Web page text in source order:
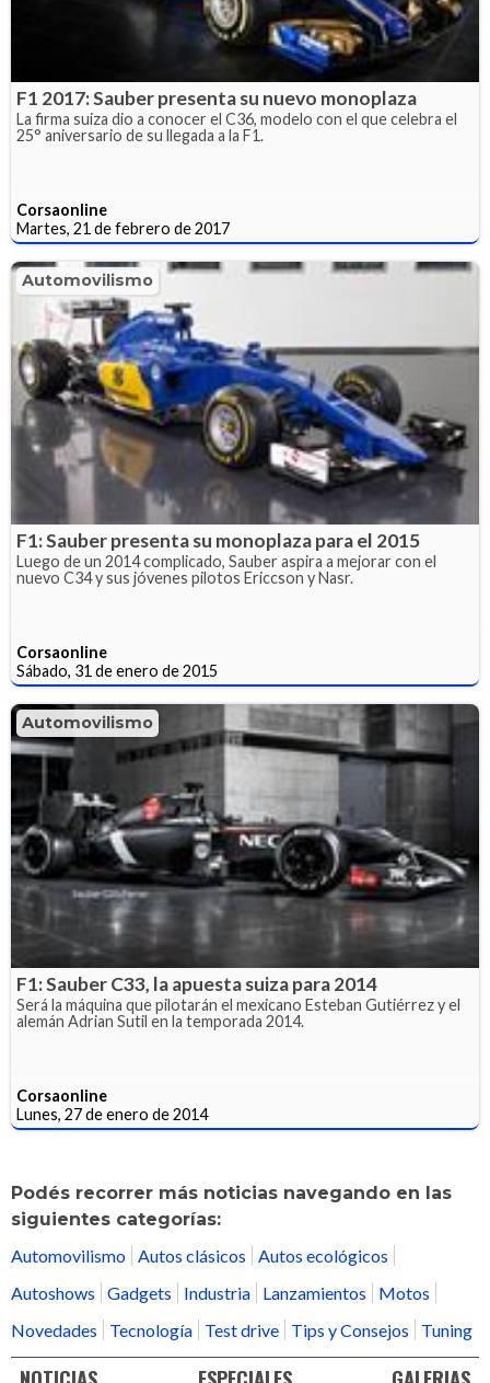
F1 2017: Sauber presenta su nuevo monoplaza
La firma suiza dio a conocer el C36, modelo con el que celebra el
25° aniversario de su llegada a la F1.
Corsaonline
Martes, 21 de febrero de 2017
Automovilismo
F1: Sauber presenta su monoplaza para el 2015
Luego de un 2014 complicado, Sauber aspira a mejorar con el
nuevo C34 y sus jóvenes pilotos Ericcson y Nasr.
Corsaonline
Sábado, 31 de enero de 2015
Automovilismo
F1: Sauber C33, la apuesta suiza para 2014
Será la máquina que pilotarán el mexicano Esteban Gutiérrez y el
alemán Adrian Sutil en la temporada 2014.
Corsaonline
Lunes, 27 de enero de 2014
Podés recorrer más noticias navegando en las
siguientes categorías:
Automovilismo Autos clásicos
Autos ecológicos
Autoshows
Gadgets Industria Lanzamientos
Motos
Novedades
Tecnología Test drive Tips y Consejos Tuning